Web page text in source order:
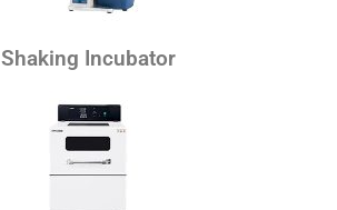
Shaking Incubator